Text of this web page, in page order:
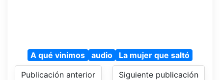
A qué vinimos audio
La mujer que saltó
Publicación anterior
Siguiente publicación